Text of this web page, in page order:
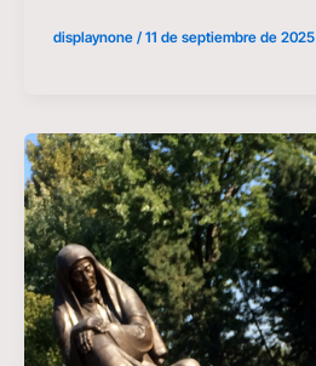
displaynone / 11 de septiembre de 2025